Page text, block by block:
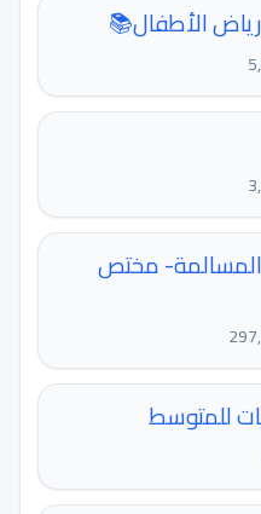
الأطفال📚
مختص
للمتوسط